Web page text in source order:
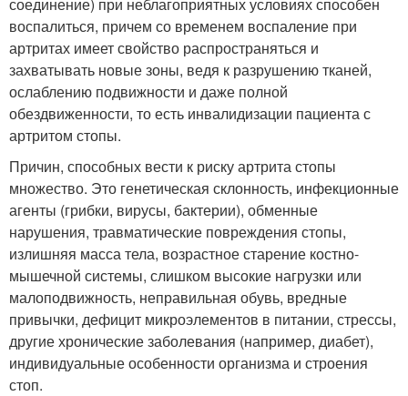
воспалиться, причем со временем воспаление при
артритах имеет свойство распространяться и
захватывать новые зоны, ведя к разрушению тканей,
ослаблению подвижности и даже полной
обездвиженности, то есть инвалидизации пациента с
артритом стопы.
Причин, способных вести к риску артрита стопы
множество. Это генетическая склонность, инфекционные
агенты (грибки, вирусы, бактерии), обменные
нарушения, травматические повреждения стопы,
излишняя масса тела, возрастное старение костно-
мышечной системы, слишком высокие нагрузки или
малоподвижность, неправильная обувь, вредные
привычки, дефицит микроэлементов в питании, стрессы,
другие хронические заболевания (например, диабет),
индивидуальные особенности организма и строения
стоп.